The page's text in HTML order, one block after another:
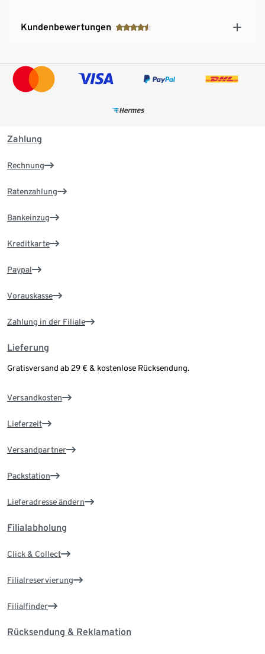
Kundenbewertungen
Zahlung
Rechnung
Ratenzahlung
Bankeinzug
Kreditkarte
Paypal
Vorauskasse
Zahlung in der Filiale
Lieferung
Gratisversand ab 29 € & kostenlose Rücksendung.
Versandkosten
Lieferzeit
Versandpartner
Packstation
Lieferadresse ändern
Filialabholung
Click & Collect
Filialreservierung
Filialfinder
Rücksendung & Reklamation